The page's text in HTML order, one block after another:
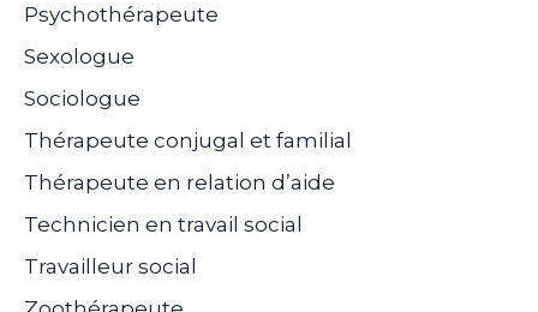
Psychothérapeute
Sexologue
Sociologue
Thérapeute conjugal et familial
Thérapeute en relation d’aide
Technicien en travail social
Travailleur social